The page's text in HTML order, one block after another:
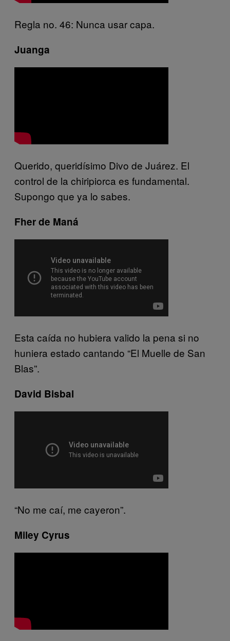
Regla no. 46: Nunca usar capa.
Juanga
Querido, queridísimo Divo de Juárez. El
control de la chiripiorca es fundamental.
Supongo que ya lo sabes.
Fher de Maná
Esta caída no hubiera valido la pena si no
huniera estado cantando “El Muelle de San
Blas”.
David Bisbal
“No me caí, me cayeron”.
Miley Cyrus